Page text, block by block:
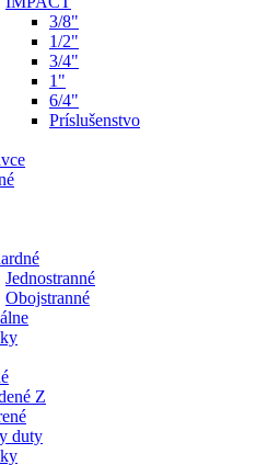
3/8"
1/2"
3/4"
1"
6/4"
Príslušenstvo
Jednostranné
Obojstranné
Z
duty